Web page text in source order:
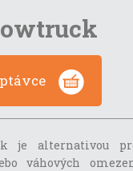
je alternativou
váhových